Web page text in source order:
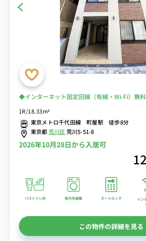
◆インターネット固定回線（有線・Wi-Fi）無
ム】人気の角部屋・バストイレ別・浴室乾燥機
お部屋♪
1R/18.33m²
東京メトロ千代田線 町屋駅 徒歩8分
東京都荒川区荒川5-51-8
2026年10月28日から入居可
バストイレ別 室内洗濯機 オートロック
イン
この物件の詳細を見る